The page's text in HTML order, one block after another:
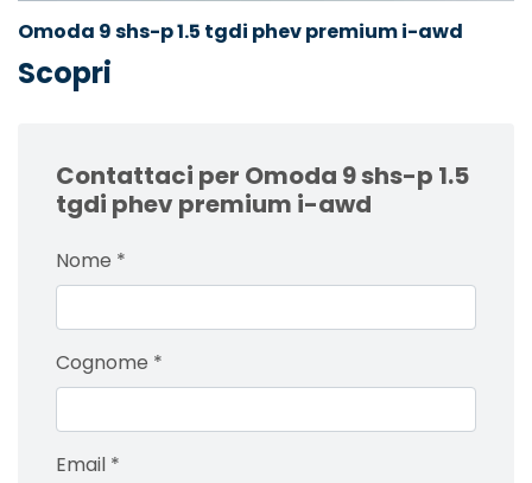
Omoda 9 shs-p 1.5 tgdi phev premium i-awd
Scopri
Contattaci per Omoda 9 shs-p 1.5
tgdi phev premium i-awd
Nome *
Cognome *
Email *